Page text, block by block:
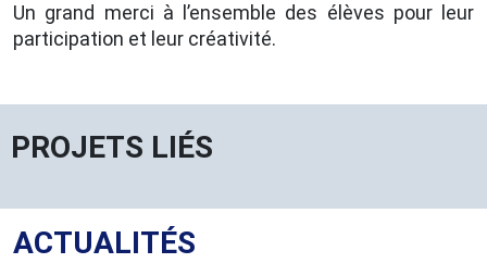
Un grand merci à l’ensemble des élèves pour leur
participation et leur créativité.
PROJETS LIÉS
ACTUALITÉS